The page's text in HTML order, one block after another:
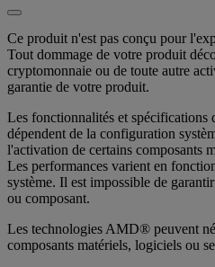
Ce produit n'est pas conçu pour
Tout dommage de votre produit
cryptomonnaie ou de toute autre
garantie de votre produit.
Les fonctionnalités et
dépendent de la configuration
l'activation de certains composants
Les performances varient en
système. Il est impossible de
ou composant.
Les technologies AMD® peuvent
composants matériels, logiciels ou